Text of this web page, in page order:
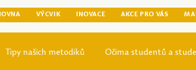
VÝCVIK INOVACE AKCE PRO VÁS
Tipy našich metodiků Očima studentů a